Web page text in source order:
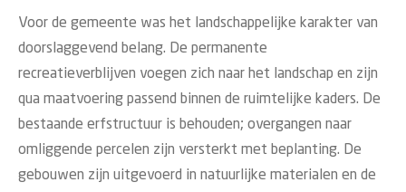
Voor de gemeente was het landschappelijke karakter van
doorslaggevend belang. De permanente
recreatieverblijven voegen zich naar het landschap en zijn
qua maatvoering passend binnen de ruimtelijke kaders. De
bestaande erfstructuur is behouden; overgangen naar
omliggende percelen zijn versterkt met beplanting. De
gebouwen zijn uitgevoerd in natuurlijke materialen en de